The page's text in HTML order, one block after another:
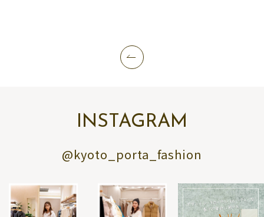
INSTAGRAM
@kyoto_porta_fashion